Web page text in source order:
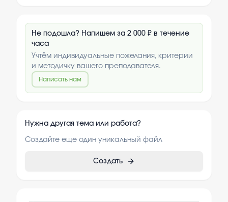
Не подошла? Напишем за 2 000 ₽ в течение
часа
Учтём индивидуальные пожелания, критерии
и методичку вашего преподавателя.
Написать нам
Нужна другая тема или работа?
Создайте еще один уникальный файл
Создать